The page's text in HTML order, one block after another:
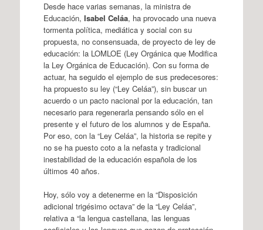
Desde hace varias semanas, la ministra de
Educación, Isabel Celáa, ha provocado una nueva
tormenta política, mediática y social con su
propuesta, no consensuada, de proyecto de ley de
educación: la LOMLOE (Ley Orgánica que Modifica
la Ley Orgánica de Educación). Con su forma de
actuar, ha seguido el ejemplo de sus predecesores:
ha propuesto su ley (“Ley Celáa”), sin buscar un
acuerdo o un pacto nacional por la educación, tan
necesario para regenerarla pensando sólo en el
presente y el futuro de los alumnos y de España.
Por eso, con la “Ley Celáa”, la historia se repite y
no se ha puesto coto a la nefasta y tradicional
inestabilidad de la educación española de los
últimos 40 años.
Hoy, sólo voy a detenerme en la “Disposición
adicional trigésimo octava” de la “Ley Celáa”,
relativa a “la lengua castellana, las lenguas